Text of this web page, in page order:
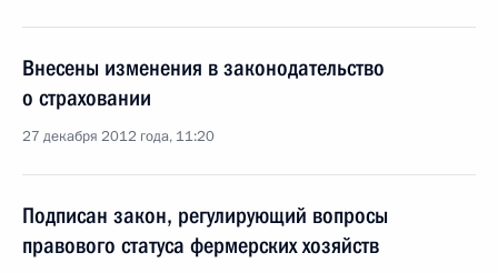
Внесены изменения в законодательство
о страховании
27 декабря 2012 года, 11:20
Подписан закон, регулирующий вопросы
правового статуса фермерских хозяйств